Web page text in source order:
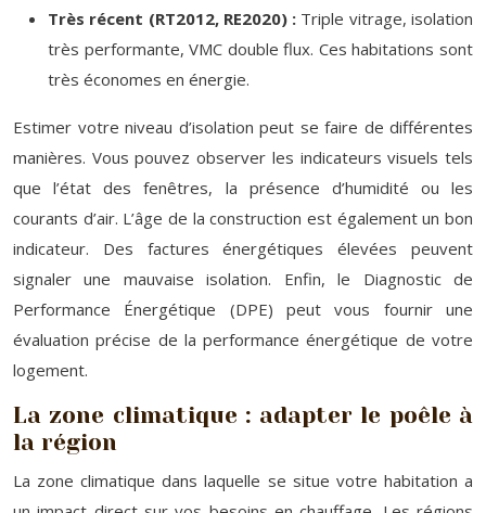
Très récent (RT2012, RE2020) : Triple vitrage, isolation
très performante, VMC double flux. Ces habitations sont
très économes en énergie.
Estimer votre niveau d’isolation peut se faire de différentes
manières. Vous pouvez observer les indicateurs visuels tels
que l’état des fenêtres, la présence d’humidité ou les
courants d’air. L’âge de la construction est également un bon
indicateur. Des factures énergétiques élevées peuvent
signaler une mauvaise isolation. Enfin, le Diagnostic de
Performance Énergétique (DPE) peut vous fournir une
évaluation précise de la performance énergétique de votre
logement.
La zone climatique : adapter le poêle à
la région
La zone climatique dans laquelle se situe votre habitation a